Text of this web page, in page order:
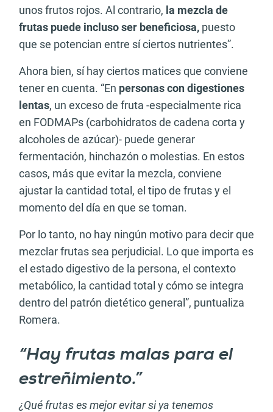
unos frutos rojos. Al contrario, la mezcla de
frutas puede incluso ser beneficiosa, puesto
que se potencian entre sí ciertos nutrientes”.
Ahora bien, sí hay ciertos matices que conviene
tener en cuenta. “En personas con digestiones
lentas, un exceso de fruta -especialmente rica
en FODMAPs (carbohidratos de cadena corta y
alcoholes de azúcar)- puede generar
fermentación, hinchazón o molestias. En estos
casos, más que evitar la mezcla, conviene
ajustar la cantidad total, el tipo de frutas y el
momento del día en que se toman.
Por lo tanto, no hay ningún motivo para decir que
mezclar frutas sea perjudicial. Lo que importa es
el estado digestivo de la persona, el contexto
metabólico, la cantidad total y cómo se integra
dentro del patrón dietético general”, puntualiza
Romera.
“Hay frutas malas para el
estreñimiento.”
¿Qué frutas es mejor evitar si ya tenemos